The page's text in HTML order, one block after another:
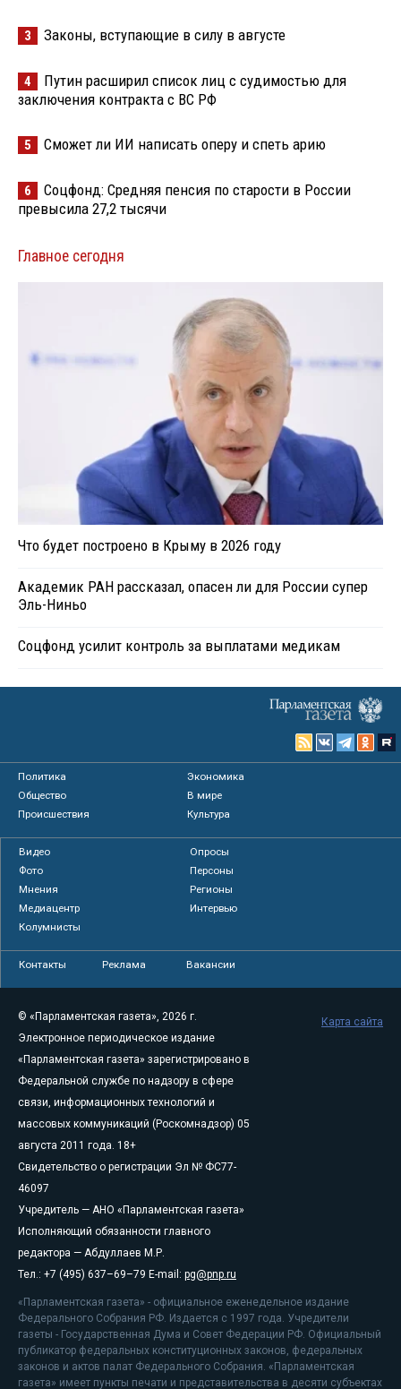
3 Законы, вступающие в силу в августе
4
Путин расширил список лиц с судимостью для
заключения контракта с ВС РФ
5 Сможет ли ИИ написать оперу и спеть арию
6
Соцфонд: Средняя пенсия по старости в России
превысила 27,2 тысячи
Главное сегодня
Что будет построено в Крыму в 2026 году
Академик РАН рассказал, опасен ли для России супер
Эль-Ниньо
Соцфонд усилит контроль за выплатами медикам
Политика
Экономика
Общество
В мире
Происшествия
Культура
Видео
Опросы
Фото
Персоны
Мнения
Регионы
Медиацентр
Интервью
Колумнисты
Контакты Реклама Вакансии
© «Парламентская газета», 2026 г.
Электронное периодическое издание
«Парламентская газета» зарегистрировано в
Федеральной службе по надзору в сфере
связи, информационных технологий и
массовых коммуникаций (Роскомнадзор) 05
августа 2011 года. 18+
Свидетельство о регистрации Эл № ФС77-
46097
Учредитель — АНО «Парламентская газета»
Исполняющий обязанности главного
редактора — Абдуллаев М.Р.
Тел.: +7 (495) 637–69–79 E-mail: pg@pnp.ru
«Парламентская газета» - официальное еженедельное издание
Федерального Собрания РФ. Издается с 1997 года. Учредители
газеты - Государственная Дума и Совет Федерации РФ. Официальный
публикатор федеральных конституционных законов, федеральных
законов и актов палат Федерального Собрания. «Парламентская
газета» имеет пункты печати и представительства в десяти субъектах
Карта сайта